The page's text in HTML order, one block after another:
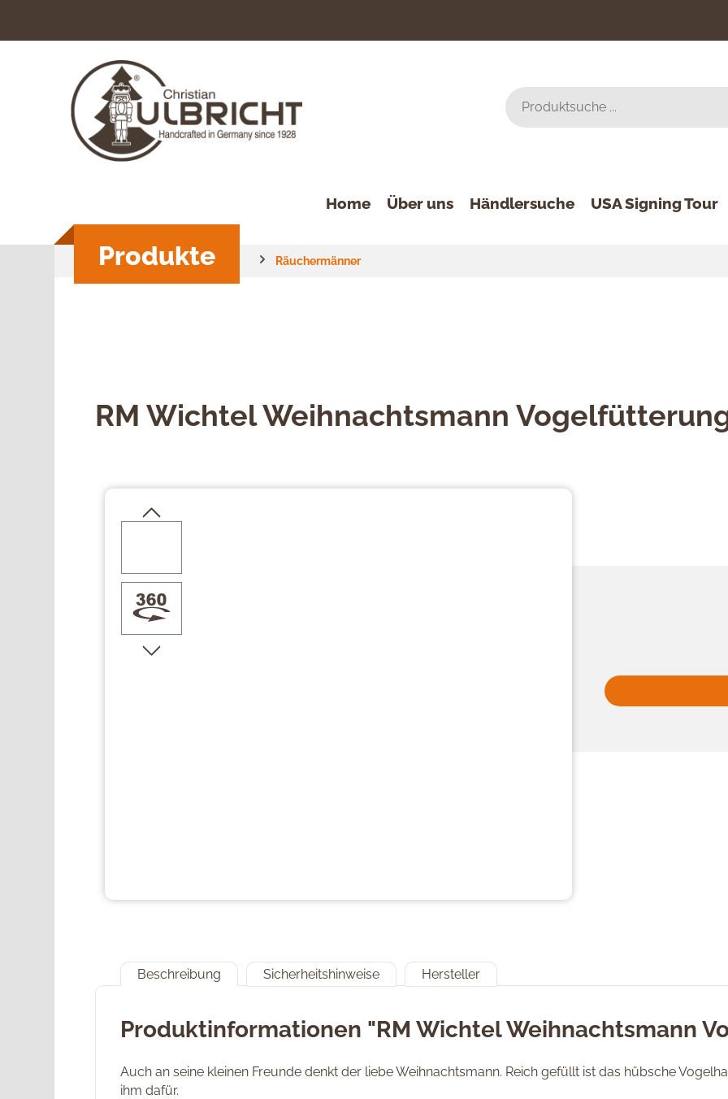
Home
Produkte
Über uns Händlersuche USA Signing Tour
Räuchermänner
RM Wichtel Weihnachtsmann
Beschreibung Sicherheitshinweise Hersteller
Produktinformationen "RM Wichtel Weihnachtsmann
Auch an seine kleinen Freunde denkt der liebe Weihnachtsmann. Reich gefüllt ist das hübsche
ihm dafür.